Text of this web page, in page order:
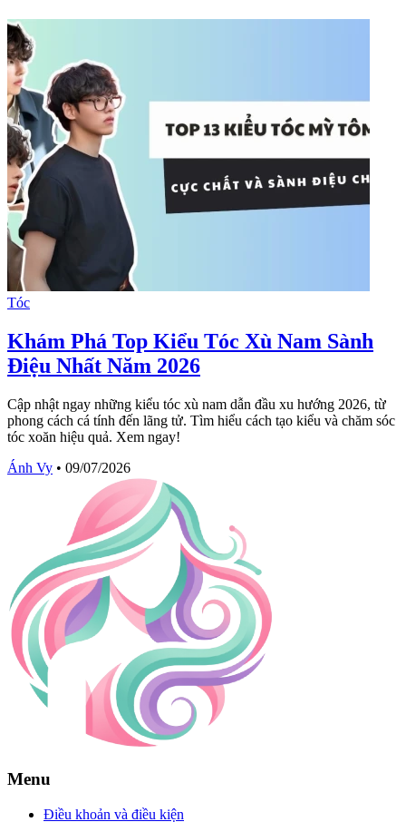
Tóc
Khám Phá Top Kiểu Tóc Xù Nam Sành
Điệu Nhất Năm 2026
Cập nhật ngay những kiểu tóc xù nam dẫn đầu xu hướng 2026, từ
phong cách cá tính đến lãng tử. Tìm hiểu cách tạo kiểu và chăm sóc
tóc xoăn hiệu quả. Xem ngay!
Ánh Vy • 09/07/2026
Menu
Điều khoản và điều kiện